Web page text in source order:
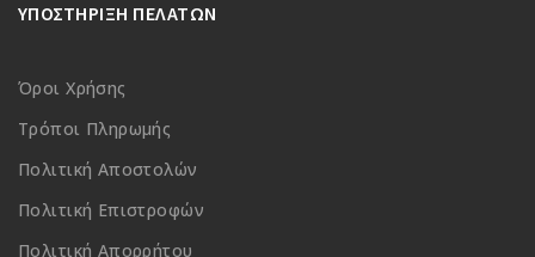
ΥΠΟΣΤΗΡΙΞΗ ΠΕΛΑΤΩΝ
Όροι Χρήσης
Τρόποι Πληρωμής
Πολιτική Αποστολών
Πολιτική Επιστροφών
Πολιτική Απορρήτου